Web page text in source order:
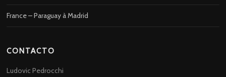
France – Paraguay à Madrid
CONTACTO
Ludovic Pedrocchi